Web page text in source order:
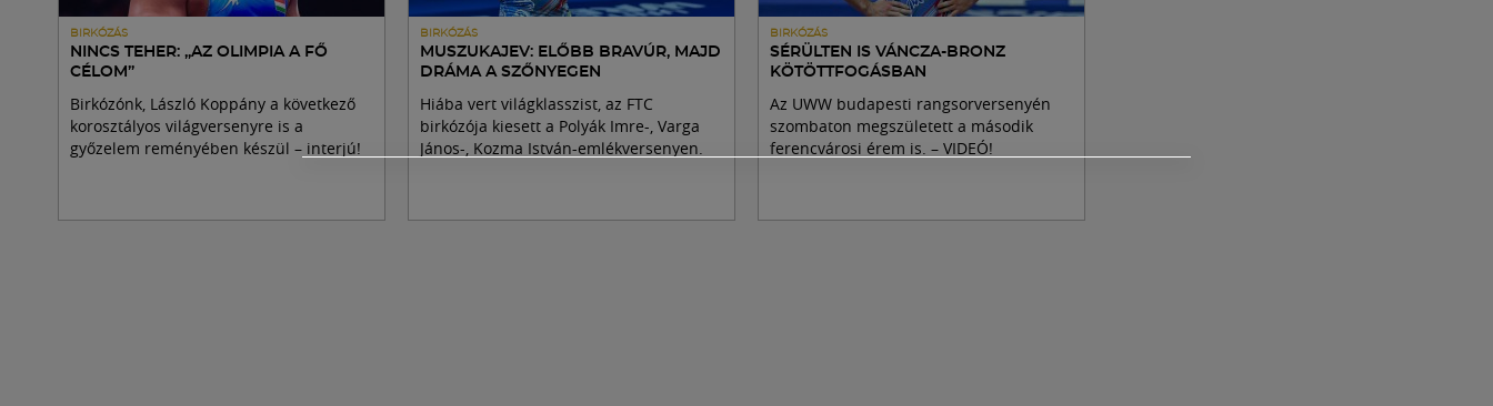
BIRKÓZÁS
NINCS TEHER: „AZ OLIMPIA A FŐ
CÉLOM”
Birkózónk, László Koppány a következő
korosztályos világversenyre is a
győzelem reményében készül – interjú!
BIRKÓZÁS
MUSZUKAJEV: ELŐBB BRAVÚR, MAJD
DRÁMA A SZŐNYEGEN
Hiába vert világklasszist, az FTC
birkózója kiesett a Polyák Imre-, Varga
János-, Kozma István-emlékversenyen.
BIRKÓZÁS
SÉRÜLTEN IS VÁNCZA-BRONZ
KÖTÖTTFOGÁSBAN
Az UWW budapesti rangsorversenyén
szombaton megszületett a második
ferencvárosi érem is. – VIDEÓ!